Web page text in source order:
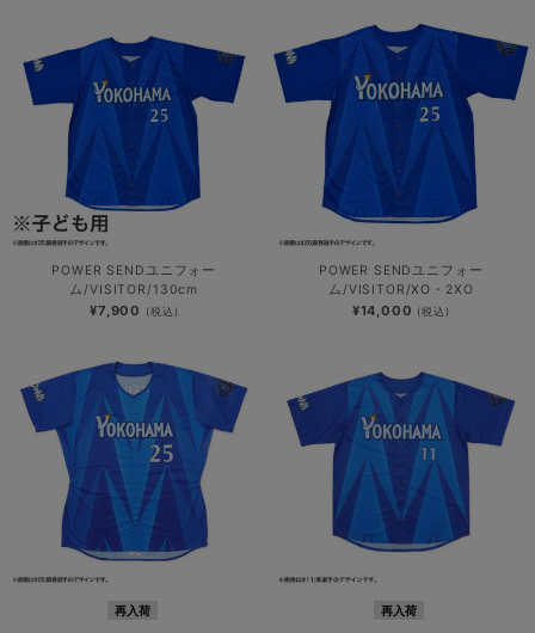
POWER SENDユニフォー
ム/VISITOR/130cm
¥7,900 (税込)
POWER SENDユニフォー
ム/VISITOR/XO・2XO
¥14,000 (税込)
再入荷 再入荷